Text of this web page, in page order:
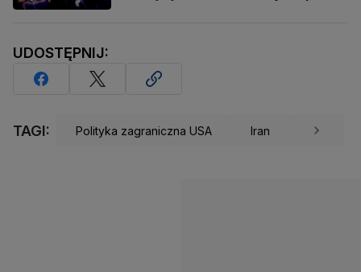
UDOSTĘPNIJ:
TAGI: Polityka zagraniczna USA Iran